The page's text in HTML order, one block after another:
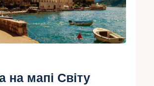
на мапі Світу